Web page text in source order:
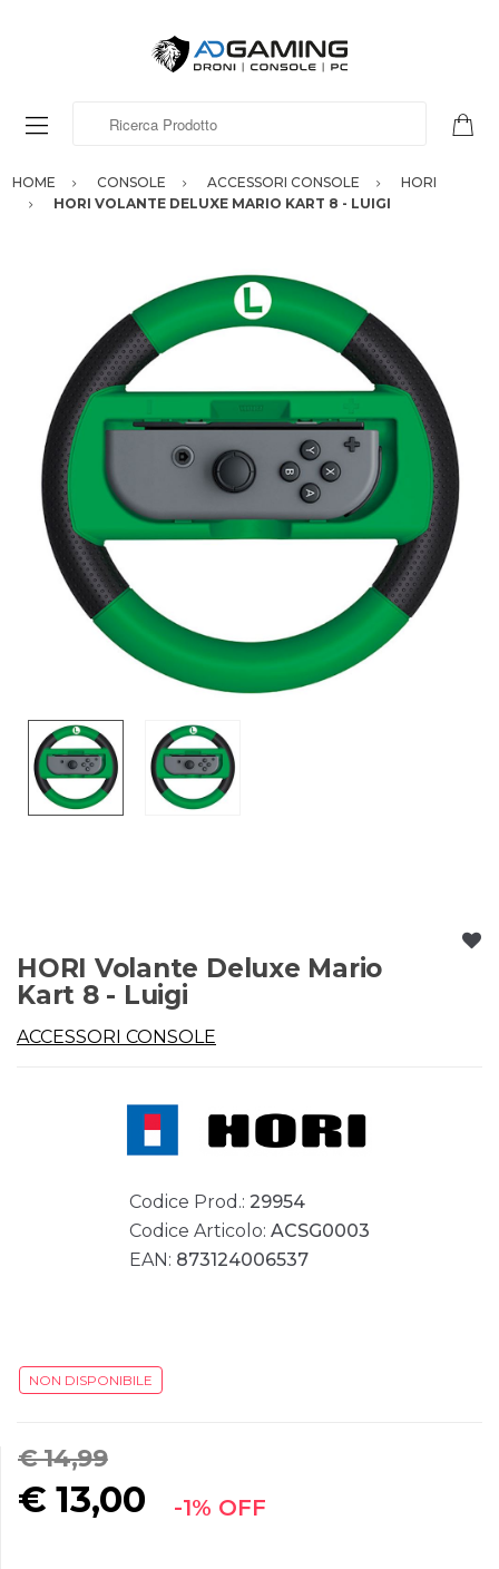
HOME CONSOLE ACCESSORI CONSOLE
HORI
HORI VOLANTE DELUXE MARIO KART 8 - LUIGI
HORI Volante Deluxe Mario
Kart 8 - Luigi
ACCESSORI CONSOLE
Codice Prod.: 29954
Codice Articolo: ACSG0003
EAN: 873124006537
NON DISPONIBILE
€ 14,99
€13,00 -1% OFF